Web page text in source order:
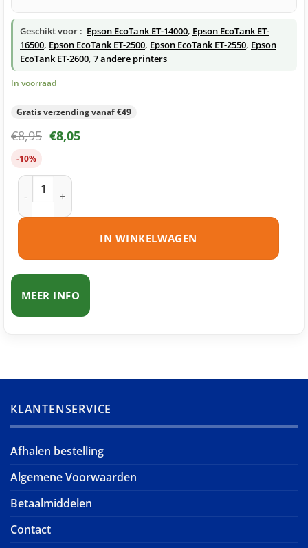
Geschikt voor : Epson EcoTank ET-14000, Epson EcoTank ET-
16500, Epson EcoTank ET-2500, Epson EcoTank ET-2550, Epson
EcoTank ET-2600, 7 andere printers
In voorraad
Gratis verzending vanaf €49
€8,95 €8,05
-10%
Epson 664 – T6644 ecotank geel huismerk aantal
IN WINKELWAGEN
MEER INFO
KLANTENSERVICE
Afhalen bestelling
Algemene Voorwaarden
Betaalmiddelen
Contact